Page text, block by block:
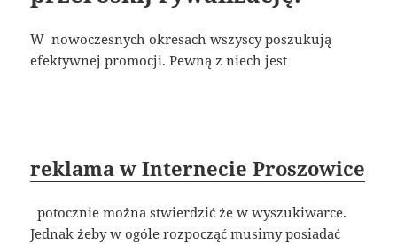
W nowoczesnych okresach wszyscy poszukują
efektywnej promocji. Pewną z niech jest
reklama w Internecie Proszowice
potocznie można stwierdzić że w wyszukiwarce.
Jednak żeby w ogóle rozpocząć musimy posiadać